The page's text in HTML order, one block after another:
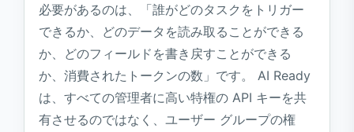
必要があるのは、「誰がどのタスクをトリガー
できるか、どのデータを読み取ることができる
か、どのフィールドを書き戻すことができる
か、消費されたトークンの数」です。 AI Ready
は、すべての管理者に高い特権の API キーを共
有させるのではなく、ユーザー グループの権